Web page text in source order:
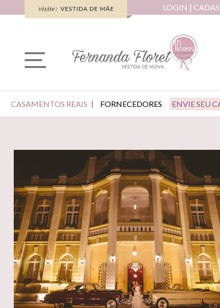
LOGIN
CASAMENTOS REAIS FORNECEDORES ENVIE SEU